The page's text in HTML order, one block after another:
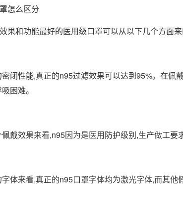
怎么区分
果和功能最好的医用级口罩可以从以下几个方面来
密闭性能,真正的n95过滤效果可以达到95%。在佩
困难。
戴效果来看,n95因为是医用防护级别,生产做工要
体来看,真正的n95口罩字体均为激光字体,而其他